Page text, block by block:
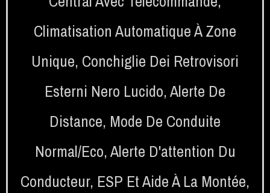
Climatisation Automatique À Zone
Unique, Conchiglie Dei Retrovisori
Esterni Nero Lucido,Alerte De
Distance, Mode De Conduite
Normal/eco,Alerte D'attention Du
Conducteur, ESP Et Aide À La Montée,